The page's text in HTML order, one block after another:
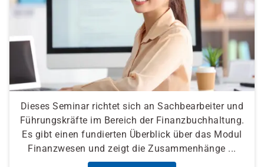
Dieses Seminar richtet sich an Sachbearbeiter und
Führungskräfte im Bereich der Finanzbuchhaltung.
Es gibt einen fundierten Überblick über das Modul
Finanzwesen und zeigt die Zusammenhänge ...